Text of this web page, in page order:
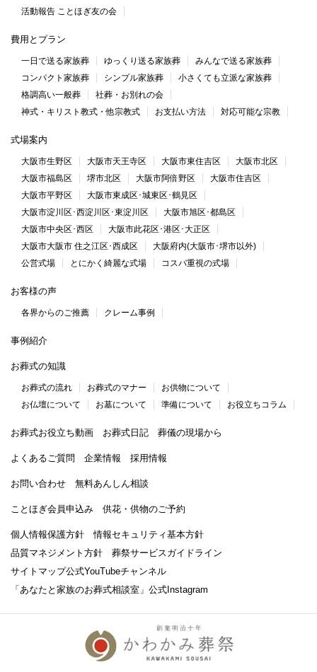
活動報告 ことほぎ友の会
費用とプラン
一日で送る家族葬 ゆっくり送る家族葬
みんなで送る家族葬
コンパクト家族葬
シンプル家族葬
小さくても立派な家族葬
格調高い一般葬
社葬・お別れの会
神式・キリスト教式・他宗教式
お支払い方法 対応可能な宗教
式場案内
大阪市生野区 大阪市天王寺区 大阪市東住吉区
大阪市北区
大阪市福島区
堺市北区 大阪市阿倍野区
大阪市住吉区
大阪市平野区
大阪市東成区･城東区･鶴見区
大阪市淀川区･西淀川区･東淀川区
大阪市旭区･都島区
大阪市中央区･西区
大阪市此花区･港区･大正区
大阪市大阪市 住之江区･西成区
大阪府内(大阪市･堺市以外)
公営式場
とにかく綺麗な式場 コスパ重視の式場
お客様の声
各界からのご推薦 クレーム事例
事例紹介
お葬式の知識
お葬式の流れ お葬式のマナー
お供物について
お仏壇について
お墓について 準備について お役立ちコラム
お葬式お役立ち動画 お葬式日記 葬儀の現場から
よくあるご質問 企業情報 採用情報
お問い合わせ 無料あんしん相談
ことほぎ会員申込み 供花・供物のご予約
個人情報保護方針
情報セキュリティ基本方針
品質マネジメント方針
葬祭サービスガイドライン
サイトマップ公式YouTubeチャンネル
「あなたと家族のお葬式相談室」 公式Instagram